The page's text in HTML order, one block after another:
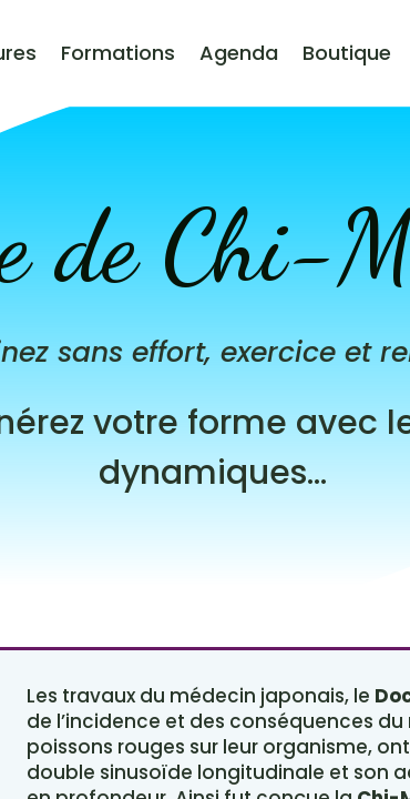
Formations Agenda Boutique
de Chi-
sans effort, exercice et
votre forme avec
dynamiques…
Les travaux du médecin japonais, le
de l’incidence et des conséquences
poissons rouges sur leur organisme,
double sinusoïde longitudinale et son